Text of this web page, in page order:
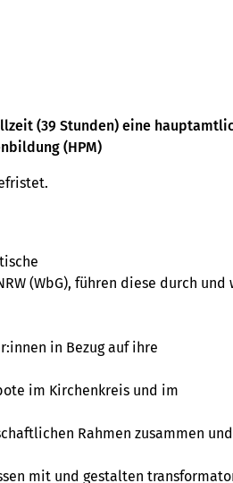
(39 Stunden) eine
(HPM)
(WbG), führen diese durch und
in Bezug auf ihre
im Kirchenkreis und im
Rahmen zusammen und
mit und gestalten